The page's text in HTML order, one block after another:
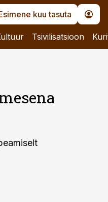
kuu tasuta
Tsivilisatsioon